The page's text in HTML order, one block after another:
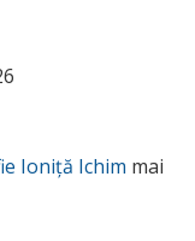
Ioniță Ichim mai